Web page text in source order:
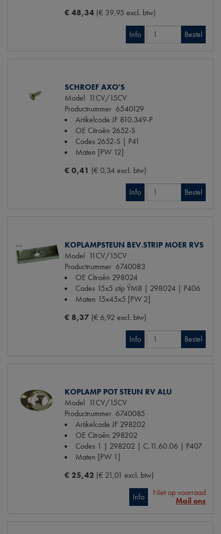
€ 48,34 (€ 39,95 excl. btw)
Info Bestel
SCHROEF AXO'S
Model 11CV/15CV
Productnummer 6540129
Artikelcode JF 810.349-P
OE Citroën 2652-S
Codes 2652-S | P41
Maten [PW 12]
€ 0,41 (€ 0,34 excl. btw)
Info Bestel
KOPLAMPSTEUN BEV.STRIP MOER RVS
Model 11CV/15CV
Productnummer 6740083
OE Citroën 298024
Codes 15x5 stip ÝM8 | 298024 | P406
Maten 15x45x5 [PW 2]
€ 8,37 (€ 6,92 excl. btw)
Info Bestel
KOPLAMP POT STEUN RV ALU
Model 11CV/15CV
Productnummer 6740085
Artikelcode JF 298202
OE Citroën 298202
Codes 1 | 298202 | C.11.60.06 | P407
Maten [PW 1]
€ 25,42 (€ 21,01 excl. btw)
Info
Niet op voorraad
Mail ons